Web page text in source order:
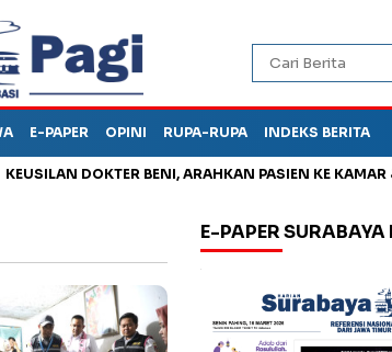
E-PAPER OPINI RUPA-RUPA INDEKS BERITA
DOKTER BENI, ARAHKAN PASIEN KE KAMAR
E-PAPER SURABAYA